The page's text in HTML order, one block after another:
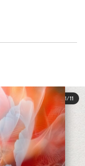
1/11